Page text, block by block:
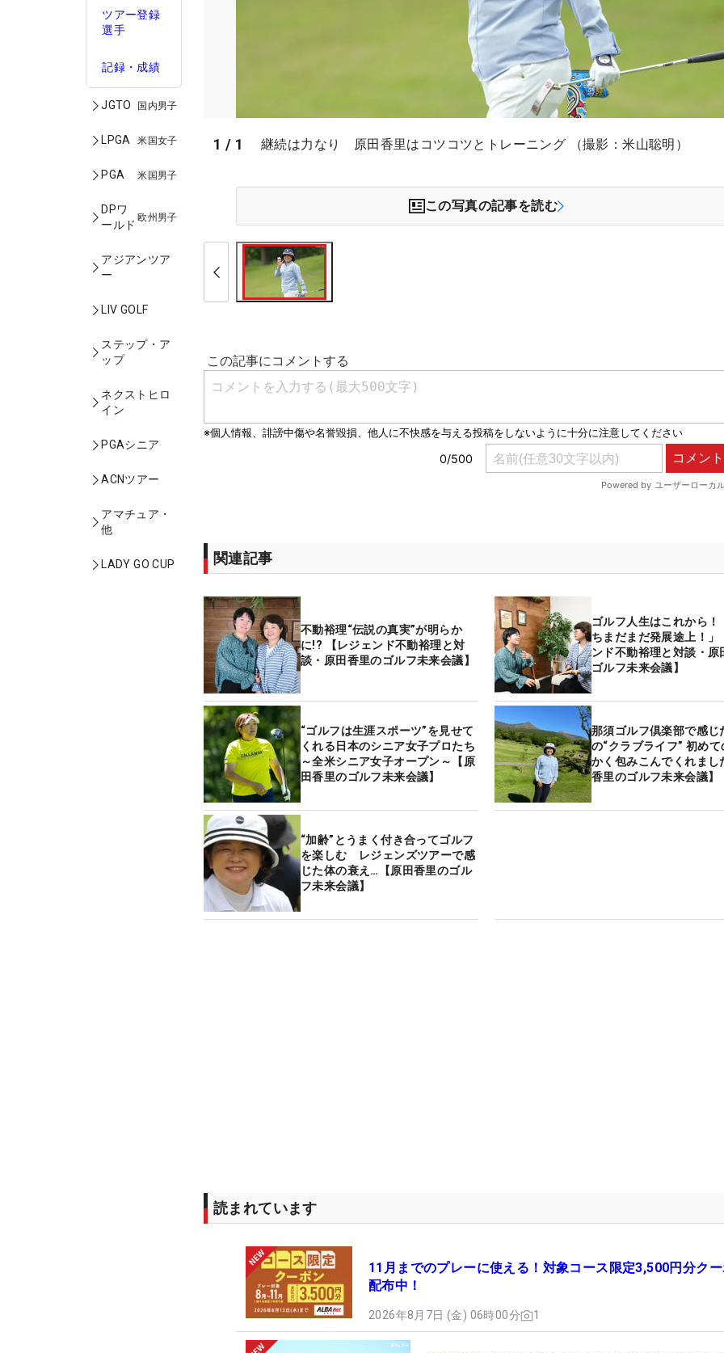
ツアー登録
選手
記録・成績
JGTO 国内男子
LPGA 米国女子
PGA 米国男子
DPワ
ールド
欧州男子
アジアンツア
ー
LIV GOLF
ステップ・ア
ップ
ネクストヒロ
イン
PGAシニア
ACNツアー
アマチュア・
他
LADY GO CUP
1 / 1 継続は力なり 原田香里はコツコツとトレーニング （撮影：米山聡明）
この写真の記事を読む
関連記事
不動裕理“伝説の真実”が明らか
に!? 【レジェンド不動裕理と対
談・原田香里のゴルフ未来会議】
ゴルフ人生はこれから
ちまだまだ発展途上！」
ンド不動裕理と対談・原
ゴルフ未来会議】
“ゴルフは生涯スポーツ”を見せて
くれる日本のシニア女子プロたち
～全米シニア女子オープン～【原
田香里のゴルフ未来会議】
那須ゴルフ倶楽部で感じ
の“クラブライフ” 初め
かく包みこんでくれまし
香里のゴルフ未来会議】
“加齢”とうまく付き合ってゴルフ
を楽しむ レジェンズツアーで感
じた体の衰え…【原田香里のゴル
フ未来会議】
読まれています
11月までのプレーに使える！対象コース限定3,500円分ク
配布中！
2026年8月7日 (金) 06時00分 1